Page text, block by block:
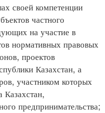
своей компетенции
частного
на участие в
нормативных правовых
проектов
Казахстан, а
участником которых
Казахстан,
предпринимательства;